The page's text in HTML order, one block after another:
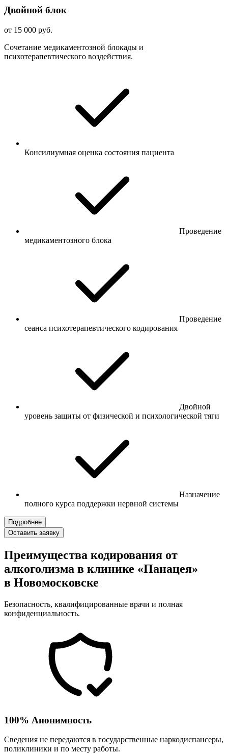
Двойной блок
от 15 000 руб.
Сочетание медикаментозной блокады и
психотерапевтического воздействия.
Консилиумная оценка состояния пациента
Проведение
медикаментозного блока
Проведение
сеанса психотерапевтического кодирования
Двойной
уровень защиты от физической и психологической тяги
Назначение
полного курса поддержки нервной системы
Подробнее
Оставить заявку
Преимущества кодирования от
алкоголизма в клинике «Панацея»
в Новомосковске
Безопасность, квалифицированные врачи и полная
конфиденциальность.
100% Анонимность
Сведения не передаются в государственные наркодиспансеры,
поликлиники и по месту работы.